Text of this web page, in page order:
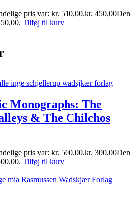
pris var: kr. 510,00.kr. 450,00Den
Tilføj til kurv
Monographs: The
& The Chilchos
pris var: kr. 500,00.kr. 300,00Den
Tilføj til kurv